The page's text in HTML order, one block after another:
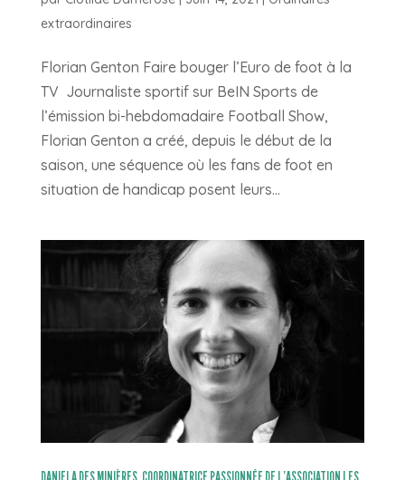
extraordinaires
Florian Genton Faire bouger l’Euro de foot à la
TV Journaliste sportif sur BeIN Sports de
l’émission bi-hebdomadaire Football Show,
Florian Genton a créé, depuis le début de la
saison, une séquence où les fans de foot en
situation de handicap posent leurs...